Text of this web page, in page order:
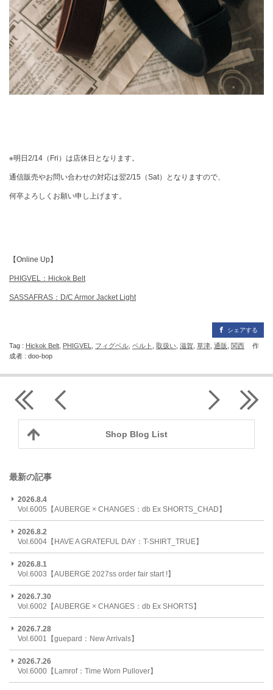
※明日2/14（Fri）は店休日となります。
通信販売やお問い合わせの対応は翌2/15（Sat）となりますので、
何卒よろしくお願い申し上げます。
【Online Up】
PHIGVEL：Hickok Belt
SASSAFRAS：D/C Armor Jacket Light
シェアする
Tag : Hickok Belt PHIGVEL フィグベル ベルト 取扱い 滋賀 草津 通販 関西
作
成者 : doo-bop
Shop Blog List
最新の記事
2026.8.4
Vol.6005【AUBERGE × CHANGES：db Ex SHORTS_CHAD】
2026.8.2
Vol.6004【HAVE A GRATEFUL DAY：T-SHIRT_TRUE】
2026.8.1
Vol.6003【AUBERGE 2027ss order fair start !】
2026.7.30
Vol.6002【AUBERGE × CHANGES：db Ex SHORTS】
2026.7.28
Vol.6001【guepard：New Arrivals】
2026.7.26
Vol.6000【Lamrof：Time Worn Pullover】